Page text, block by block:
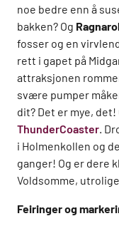
noe bedre enn å
bakken? Og
fosser og en
rett i gapet på
attraksjonen
svære pumper
dit? Det er mye,
ThunderCoaster.
i Holmenkollen og
ganger! Og er dere
Voldsomme,
Feiringer og